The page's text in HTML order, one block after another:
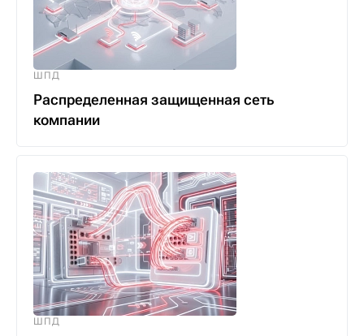
ШПД
Распределенная защищенная сеть
компании
ШПД